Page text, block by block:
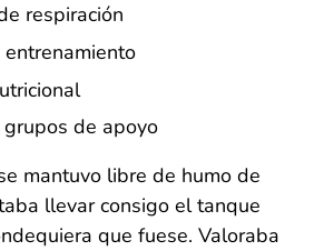
respiración
entrenamiento
grupos de apoyo
mantuvo libre de humo de
llevar consigo el tanque
que fuese. Valoraba